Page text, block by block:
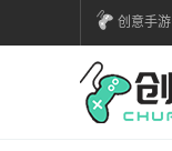
创意手游